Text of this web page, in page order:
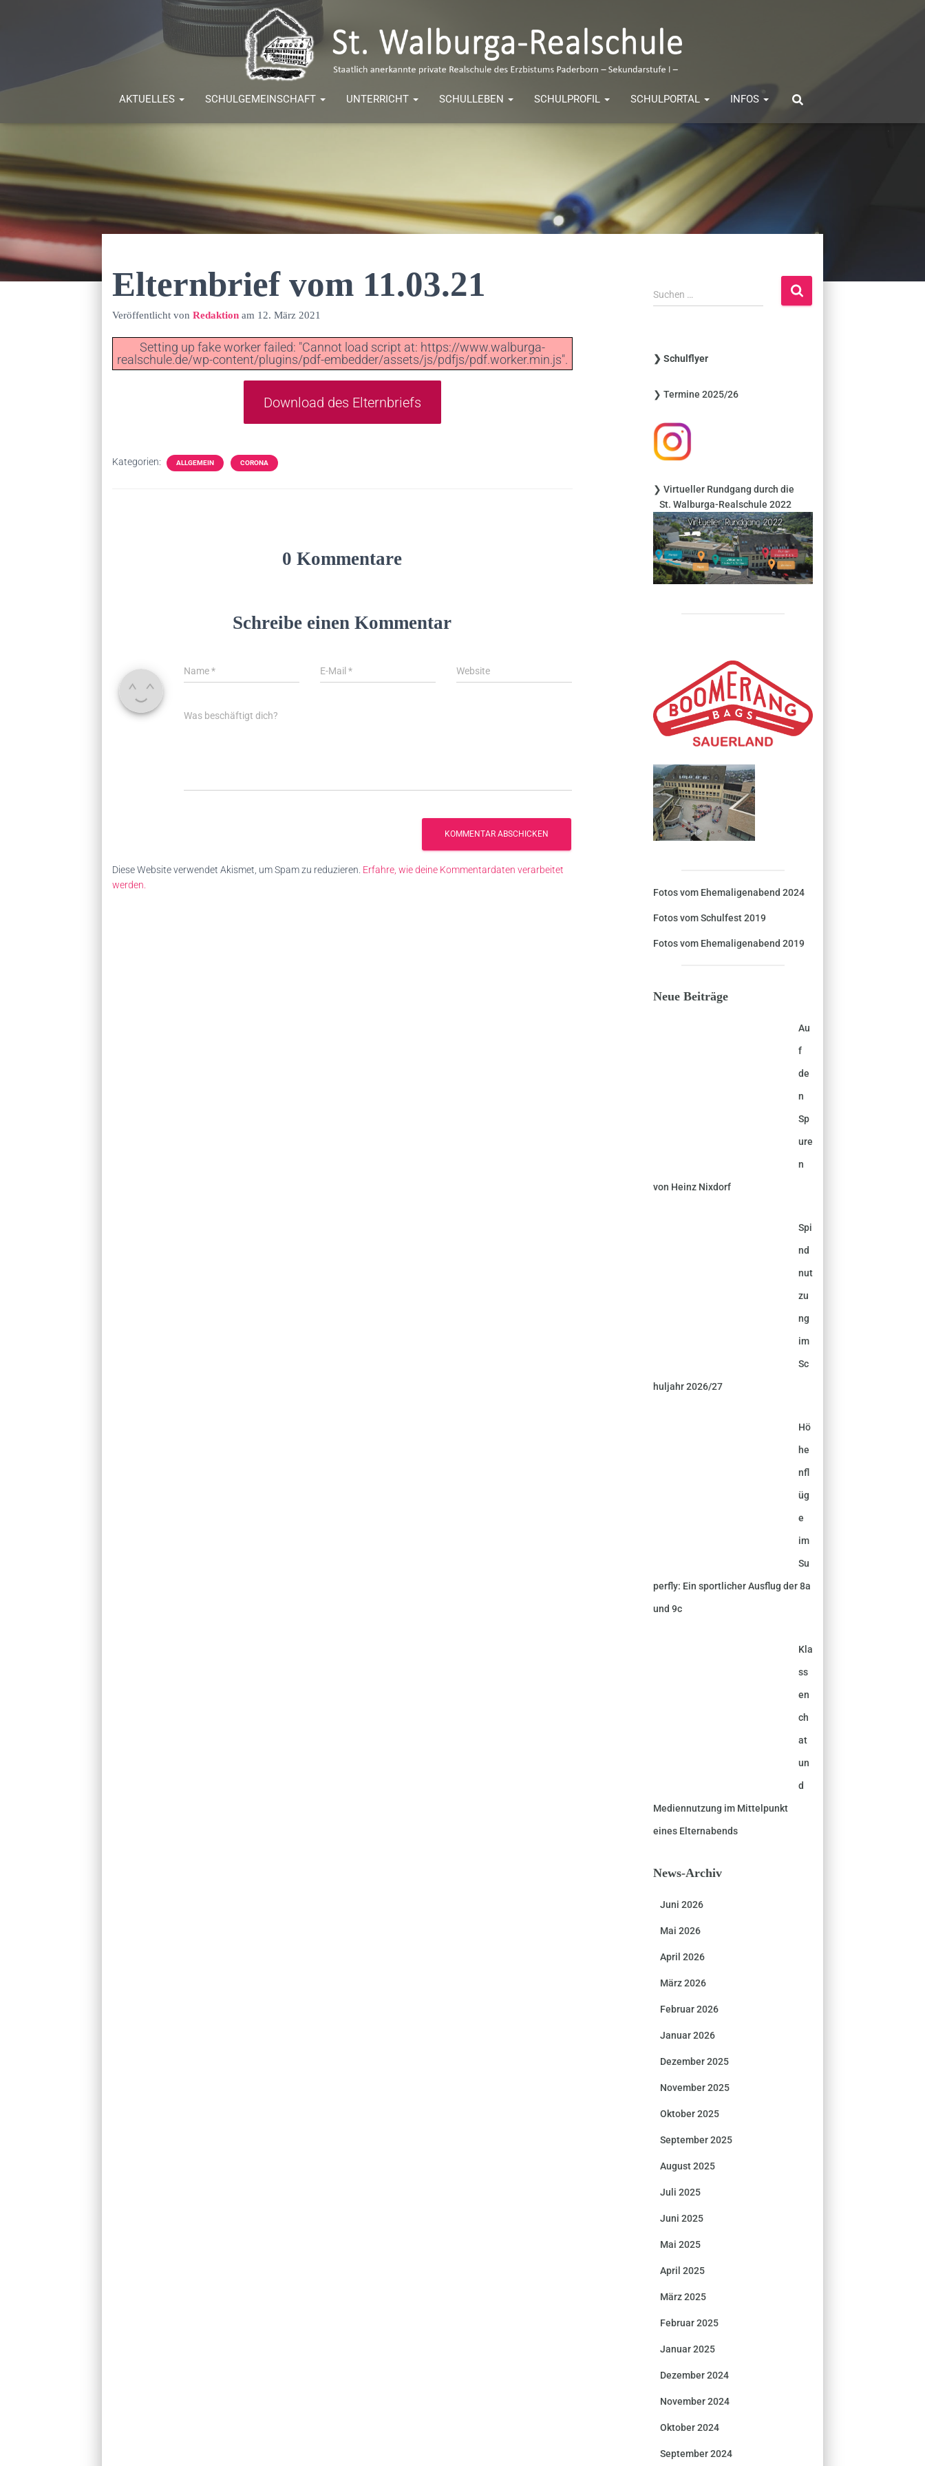
AKTUELLES SCHULGEMEINSCHAFT UNTERRICHT SCHULLEBEN SCHULPROFIL SCHULPORTAL INFOS
Elternbrief vom 11.03.21
Veröffentlicht von Redaktionam 12. März 2021
Setting up fake worker failed: "Cannot load script at: https://www.walburga-
realschule.de/wp-content/plugins/pdf-embedder/assets/js/pdfjs/pdf.worker.min.js".
Download des Elternbriefs
Kategorien: ALLGEMEIN CORONA
0 Kommentare
Schreibe einen Kommentar
Name* E-Mail * Website
Was beschäftigt dich?
Diese Website verwendet Akismet, um Spam zu reduzieren. Erfahre, wie deine Kommentardaten verarbeitet
werden.
S
u
n
a
h
:
Suchen …
❯ Schulflyer
❯ Termine 2025/26
❯ Virtueller Rundgang durch die
St. Walburga-Realschule 2022
Fotos vom Ehemaligenabend 2024
Fotos vom Schulfest 2019
Fotos vom Ehemaligenabend 2019
Neue Beiträge
Au
f
de
n
Sp
ure
n
von Heinz Nixdorf
Spi
nd
nut
zu
ng
im
Sc
huljahr 2026/27
Hö
he
nfl
üg
e
im
Su
perfly: Ein sportlicher Ausflug der 8a
und 9c
Kla
ss
en
ch
at
un
d
Mediennutzung im Mittelpunkt
eines Elternabends
News-Archiv
Juni 2026
Mai 2026
April 2026
März 2026
Februar 2026
Januar 2026
Dezember 2025
November 2025
Oktober 2025
September 2025
August 2025
Juli 2025
Juni 2025
Mai 2025
April 2025
März 2025
Februar 2025
Januar 2025
Dezember 2024
November 2024
Oktober 2024
September 2024